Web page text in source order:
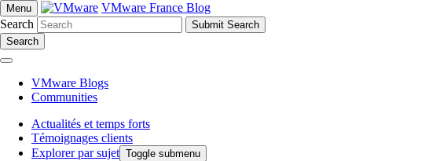
Menu
VMware France Blog
Search
Search
VMware Blogs
Communities
Actualités et temps forts
Témoignages clients
Explorer par sujet Toggle submenu